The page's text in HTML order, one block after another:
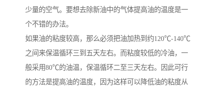
少量的空气。要想去除新油中的气体提高油的温度是一
个不错的办法。
如果油的粘度较高，那么必须把油加热到约120℃-140℃
之间来保温循环三到五天左右。而粘度较低的冷油，一
般采用80℃的油温，保温循环二至三天左右。因此可行
的方法是提高油的温度，因为这样可以降低油的粘度从